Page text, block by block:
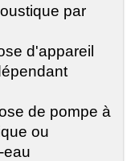
par
d'appareil
de pompe à
ou
eau